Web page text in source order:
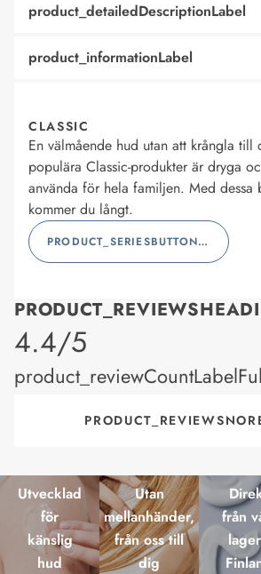
product_detailedDescriptionLabel
product_informationLabel
CLASSIC
En välmående hud utan att krångla till
populära Classic-produkter är dryga
använda för hela familjen. Med dessa
kommer du långt.
PRODUCT_SERIESBUTTONLABEL
product_rating
4.4/5
Utvecklad
för
känslig
hud
Utan
mellanhänder,
från oss till
dig
från